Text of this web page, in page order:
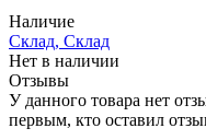
Наличие
Склад, Склад
Нет в наличии
Отзывы
У данного товара нет
первым, кто оставил